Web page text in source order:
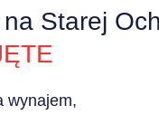
Starej
wynajem,